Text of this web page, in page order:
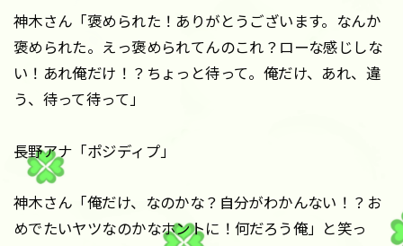
神木さん「褒められた！ありがとうございます。なんか
褒められた。えっ褒められてんのこれ？ローな感じしな
い！あれ俺だけ！？ちょっと待って。俺だけ、あれ、違
う、待って待って」
長野アナ「ポジディプ」
神木さん「俺だけ、なのかな？自分がわかんない！？お
めでたいヤツなのかなホントに！何だろう俺」と笑っ